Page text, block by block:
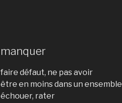
manquer
faire défaut, ne pas avoir
être en moins dans un ensemble
échouer, rater